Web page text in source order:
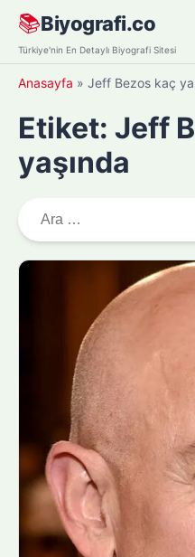
Skip
content
📚Biyografi.co
Türkiye'nin En Detaylı Biyografi Sitesi
Anasayfa » Jeff Bezos kaç
Etiket: Jeff
yaşında
r